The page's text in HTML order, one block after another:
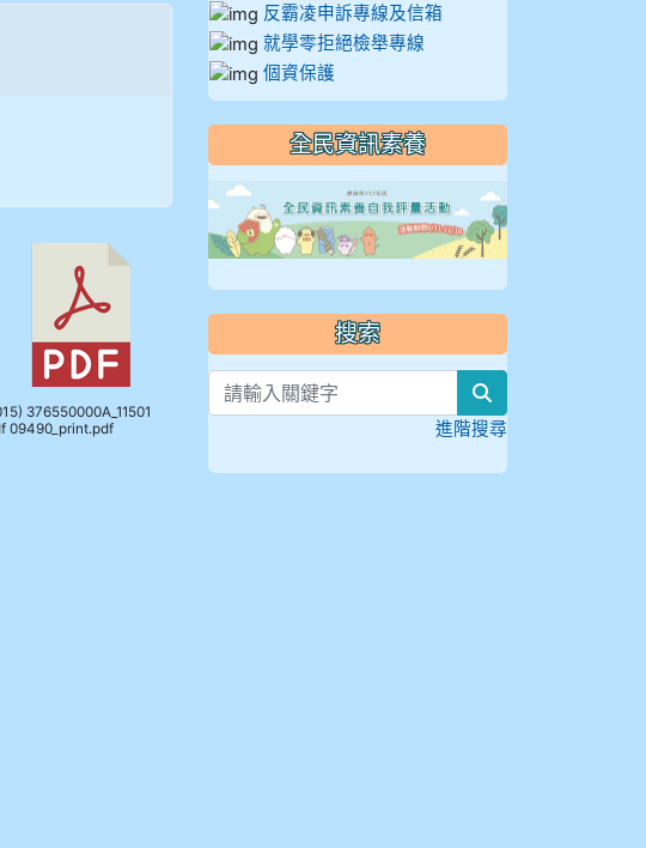
5) 376550000A_11501
09490_print.pdf
反霸凌申訴專線及信箱
就學零拒絕檢舉專線
個資保護
全民資訊素養
搜索
進階搜尋